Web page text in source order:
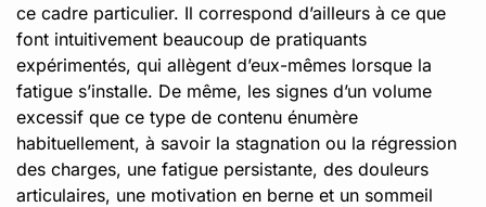
ce cadre particulier. Il correspond d’ailleurs à ce que
font intuitivement beaucoup de pratiquants
expérimentés, qui allègent d’eux-mêmes lorsque la
fatigue s’installe. De même, les signes d’un volume
excessif que ce type de contenu énumère
habituellement, à savoir la stagnation ou la régression
des charges, une fatigue persistante, des douleurs
articulaires, une motivation en berne et un sommeil